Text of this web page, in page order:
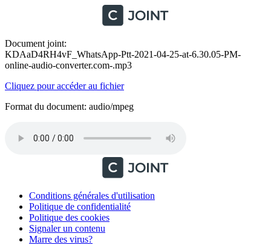
Document joint:
KDAaD4RH4vF_WhatsApp-Ptt-2021-04-25-at-6.30.05-PM-
online-audio-converter.com-.mp3
Cliquez pour accéder au fichier
Format du document: audio/mpeg
Conditions générales d'utilisation
Politique de confidentialité
Politique des cookies
Signaler un contenu
Marre des virus?